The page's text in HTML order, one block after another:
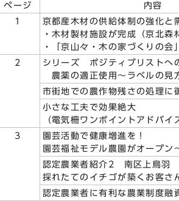
ページ
内容
1
京都産木材の供給体制の強化と
・木材製材施設が完成（京北森
・「京山々・木の家づくりの会
2
シリーズ ポジティブリストへ
農薬の適正使用～ラベルの見
市街地での農作物残さの処理に
小さな工夫で効果絶大
（電気柵ワンポイントアドバイ
3
園芸活動で健康増進を！
園芸福祉モデル農園がオープン
認定農業者紹介2 南区上鳥羽
採れたてのイチゴが築くお客さ
認定農業者に有利な農業制度融